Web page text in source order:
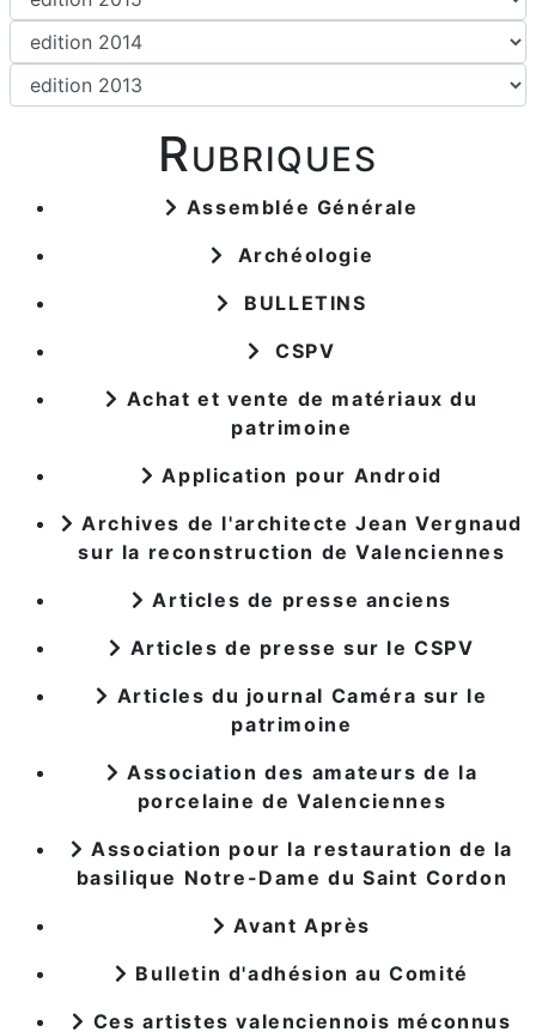
Rubriques
Assemblée Générale
Archéologie
BULLETINS
CSPV
Achat et vente de matériaux du
patrimoine
Application pour Android
Archives de l'architecte Jean Vergnaud
sur la reconstruction de Valenciennes
Articles de presse anciens
Articles de presse sur le CSPV
Articles du journal Caméra sur le
patrimoine
Association des amateurs de la
porcelaine de Valenciennes
Association pour la restauration de la
basilique Notre-Dame du Saint Cordon
Avant Après
Bulletin d'adhésion au Comité
Ces artistes valenciennois méconnus